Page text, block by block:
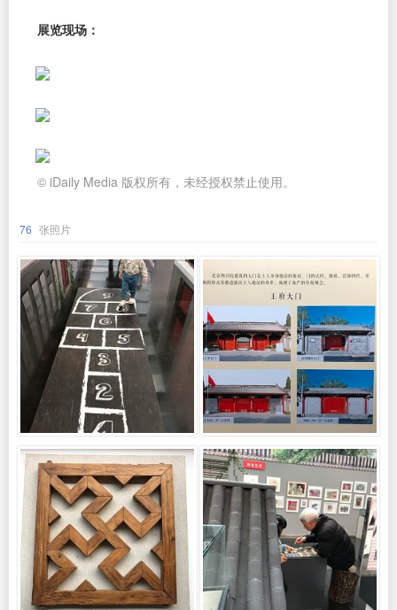
展览现场：
© iDaily Media 版权所有，未经授权禁止使用。
76 张照片